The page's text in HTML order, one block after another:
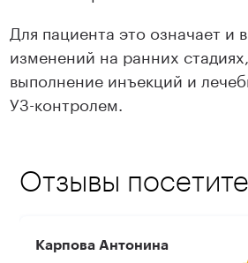
Для пациента это означает и
изменений на ранних
выполнение инъекций и
УЗ-контролем.
Отзывы
Карпова Антонина